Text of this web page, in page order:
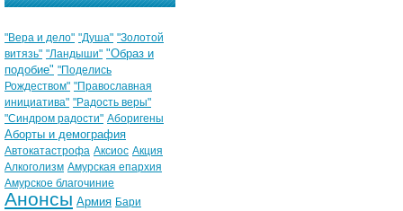
"Вера и дело" "Душа" "Золотой
витязь" "Ландыши" "Образ и
подобие" "Поделись
Рождеством" "Православная
инициатива" "Радость веры"
"Синдром радости" Аборигены
Аборты и демография
Автокатастрофа Аксиос Акция
Алкоголизм Амурская епархия
Амурское благочиние
Анонсы Армия Бари